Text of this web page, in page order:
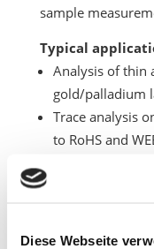
Diese Webseite
sample
Typical
Analysis of thin
gold/palladium
Trace analysis
to RoHS and